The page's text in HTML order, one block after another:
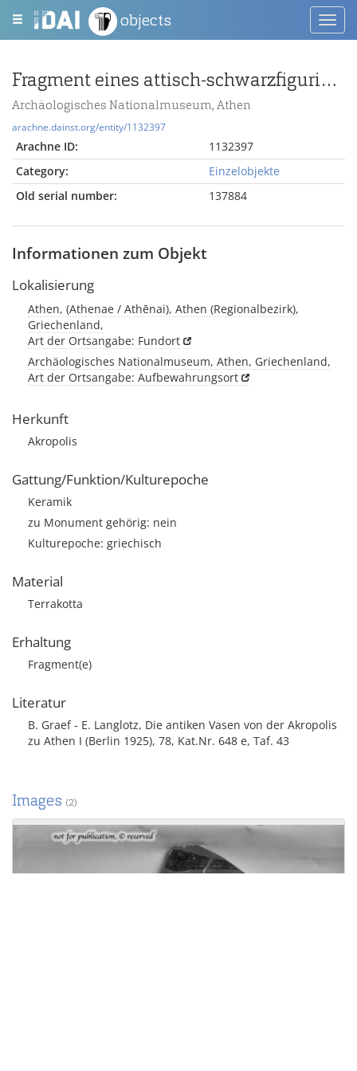
objects
Fragment eines attisch-schwarzfigurigen Gefäßes
Archäologisches Nationalmuseum, Athen
arachne.dainst.org/entity/1132397
Arachne ID:
1132397
Category:
Einzelobjekte
Old serial number:
137884
Informationen zum Objekt
Lokalisierung
Athen, (Athenae / Athēnai), Athen (Regionalbezirk),
Griechenland,
Art der Ortsangabe: Fundort
Archäologisches Nationalmuseum, Athen, Griechenland,
Art der Ortsangabe: Aufbewahrungsort
Herkunft
Akropolis
Gattung/Funktion/Kulturepoche
Keramik
zu Monument gehörig: nein
Kulturepoche: griechisch
Material
Terrakotta
Erhaltung
Fragment(e)
Literatur
B. Graef - E. Langlotz, Die antiken Vasen von der Akropolis
zu Athen I (Berlin 1925), 78, Kat.Nr. 648 e, Taf. 43
Images (2)